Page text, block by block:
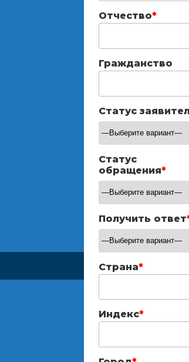
Отчество*
Гражданство
Статус
Статус
обращения*
Получить ответ
Страна*
Индекс*